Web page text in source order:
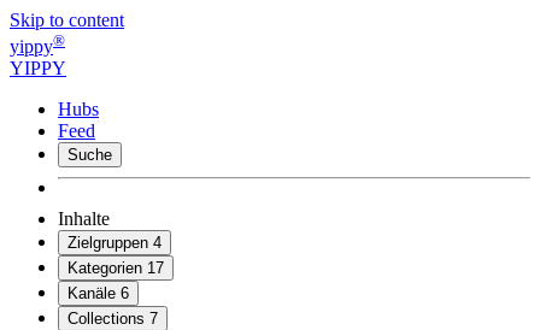
Skip to content
yippy®
YIPPY
Hubs
Feed
Suche
Inhalte
Zielgruppen 4
Kategorien 17
Kanäle 6
Collections 7